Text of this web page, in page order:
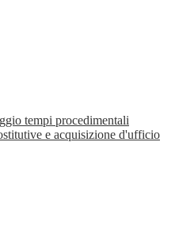
tempi procedimentali
e acquisizione d'ufficio